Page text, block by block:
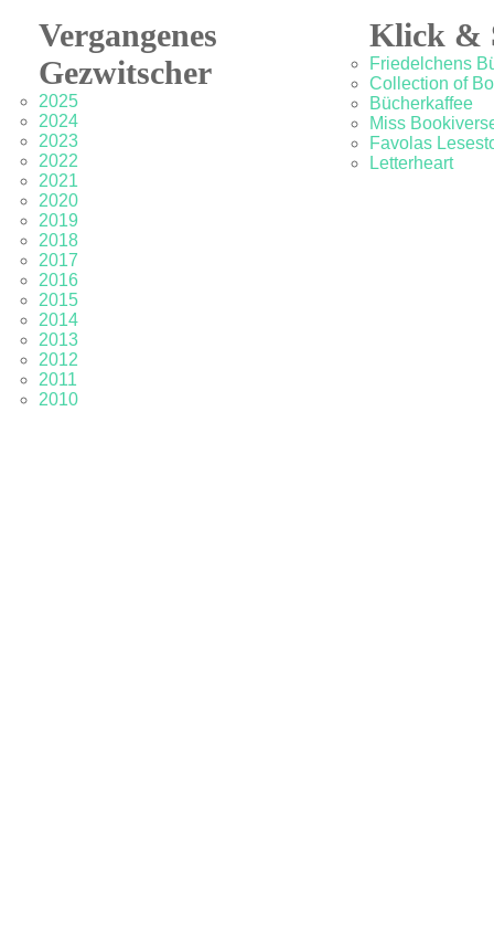
Vergangenes
Gezwitscher
2025
2024
2023
2022
2021
2020
2019
2018
2017
2016
2015
2014
2013
2012
2011
2010
Klick &
Friedelchens
Collection of
Bücherkaffee
Miss
Favolas
Letterheart